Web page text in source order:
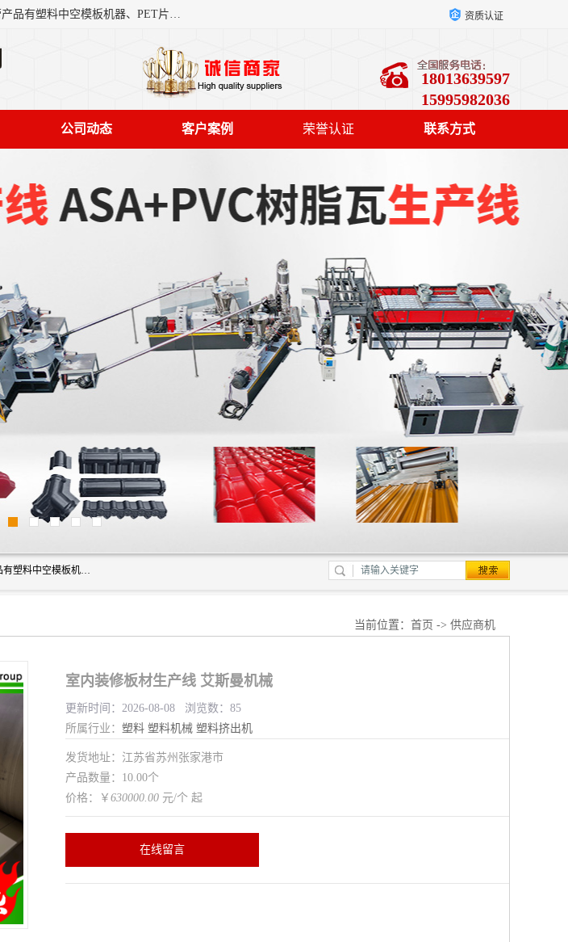
艾斯曼(张家港)技术工程设备有限公司是一家以新型建材生产设备生产制造，公司的主要经营产品有塑料中空模板机器、PET片材设备、可降解餐盒设备、树脂瓦设备、管材生产线、琉璃瓦设备等，艾斯曼机械在国内及国外享有较高盛誉拥有众多长期合作的老客户。 资质认证
18013639597
15995982036
公司动态 客户案例 荣誉认证 联系方式
艾斯曼(张家港)技术工程设备有限公司是一家以新型建材生产设备生产制造，公司的主要经营产品有塑料中空模板机器、PET片材设备、可降解餐盒设备、树脂瓦设备、管材生产线、琉璃瓦设备等，艾斯曼机械在国内及国外享有较高盛誉拥有众多长期合作的老客户。
当前位置： 首页 -> 供应商机
室内装修板材生产线 艾斯曼机械
更新时间：2026-08-08 浏览数：85
所属行业： 塑料 塑料机械 塑料挤出机
发货地址：江苏省苏州张家港市
产品数量：10.00个
价格：￥ 630000.00 元/个 起
在线留言